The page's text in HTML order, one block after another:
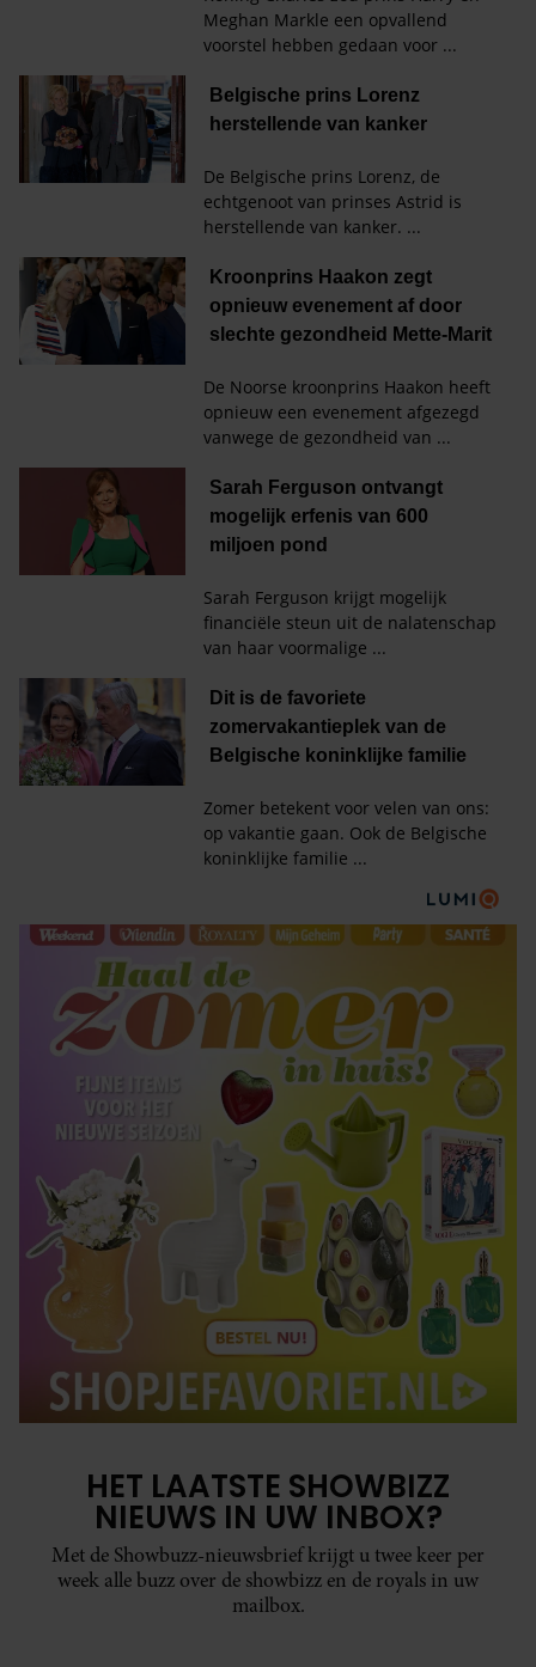
HET LAATSTE SHOWBIZZ
NIEUWS IN UW INBOX?
Met de Showbuzz-nieuwsbrief krijgt u twee keer per
week alle buzz over de showbizz en de royals in uw
mailbox.